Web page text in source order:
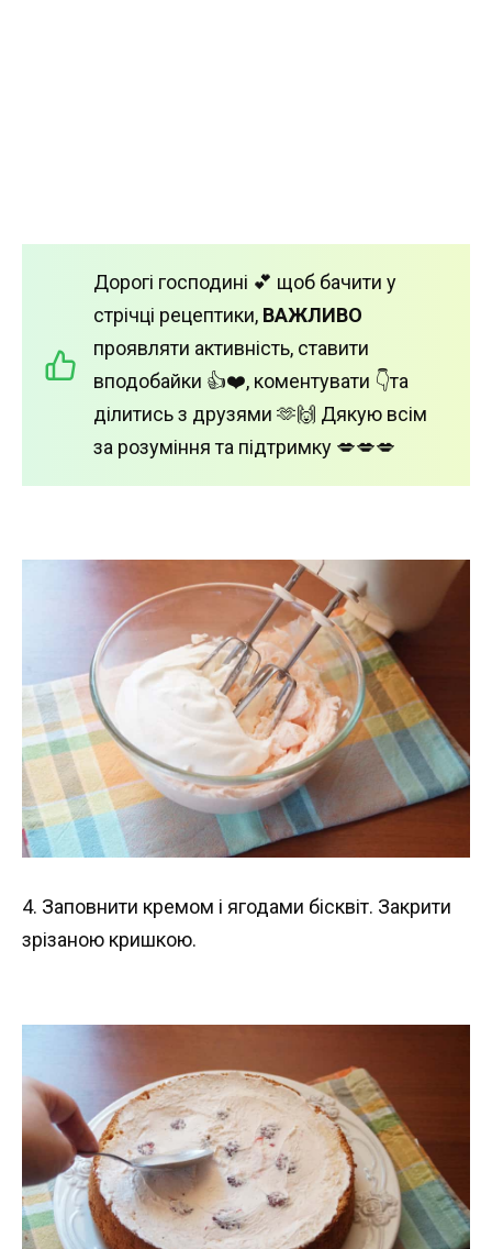
Дорогі господині 💕 щоб бачити у
стрічці рецептики, ВАЖЛИВО
проявляти активність, ставити
вподобайки 👍❤️, коментувати 👇та
ділитись з друзями 🫶🙌 Дякую всім
за розуміння та підтримку 💋💋💋
4. Заповнити кремом і ягодами бісквіт. Закрити
зрізаною кришкою.